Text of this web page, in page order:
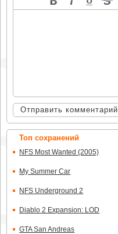
Топ сохранений
NFS Most Wanted (2005)
My Summer Car
NFS Underground 2
Diablo 2 Expansion: LOD
GTA San Andreas
Отправить комментарий